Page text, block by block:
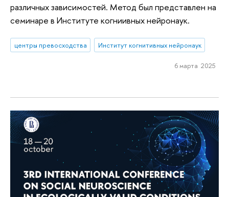
различных зависимостей. Метод был представлен на
семинаре в Институте когниивных нейронаук.
центры превосходства Институт когнитивных нейронаук
6 марта 2025